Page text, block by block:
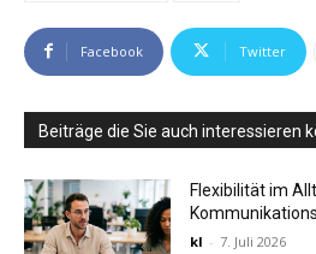
Facebook Twitter
Beiträge die Sie auch interessieren
Flexibilität im
kl - 7. Juli 2026